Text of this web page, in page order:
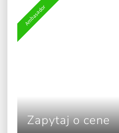
Ambasador
Zapytaj o cene